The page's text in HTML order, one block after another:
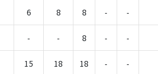
6 8 8 - -
- - 8 - -
15 18 18 - -